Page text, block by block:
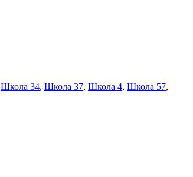
Школа 34, Школа 37, Школа 4, Школа 57,